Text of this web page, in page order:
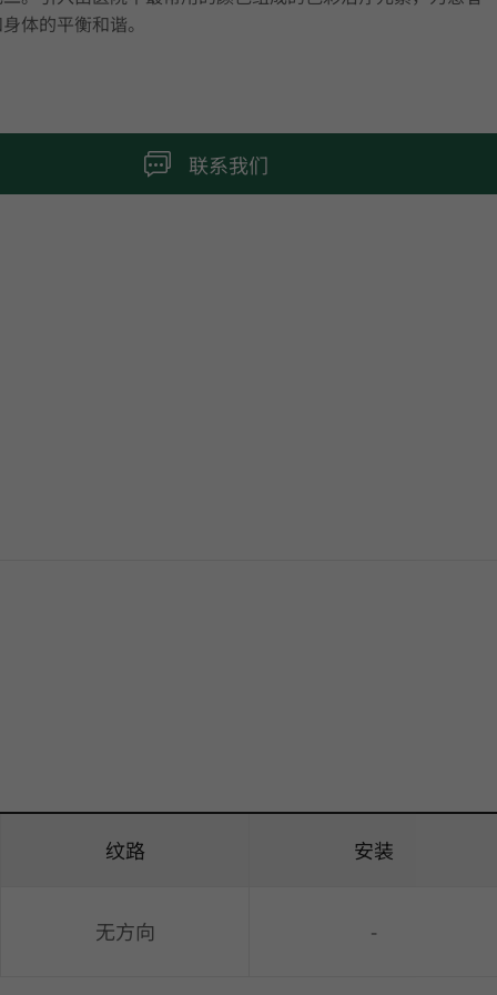
体的平衡和谐。
联系我们
纹路 安装
无方向 -